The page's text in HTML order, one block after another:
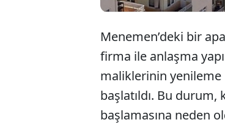
Menemen’deki bir
firma ile anlaşma
maliklerinin
başlatıldı. Bu
başlamasına neden